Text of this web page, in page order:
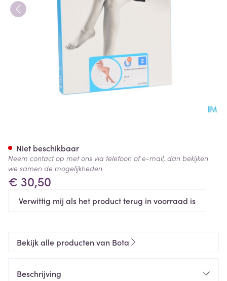
€ 30,50
Verwittig mij als het product terug in voorraad is
Niet beschikbaar
Neem contact op met ons via telefoon of e-mail, dan bekijken
we samen de mogelijkheden.
Bekijk alle producten van Bota
Beschrijving